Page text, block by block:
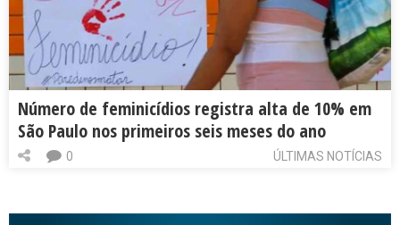
Número de feminicídios registra alta de 10% em
São Paulo nos primeiros seis meses do ano
ÚLTIMAS NOTÍCIAS
0